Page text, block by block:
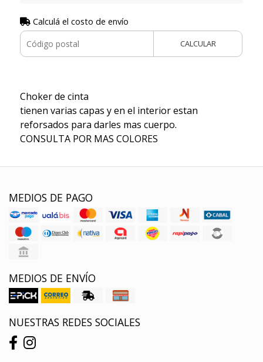
Calculá el costo de envío
CALCULAR
Choker de cinta
tienen varias capas y en el interior estan
reforsados para darles mas cuerpo.
CONSULTA POR MAS COLORES
MEDIOS DE PAGO
MEDIOS DE ENVÍO
NUESTRAS REDES SOCIALES